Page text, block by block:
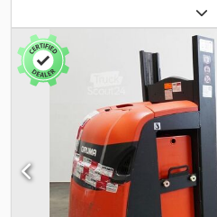
, altura de elevação:
mm, tipo de mastro:simplex,
tensão da bateria:
24 V , largura
comprimento do garfo:1 150 mm ,
total:1 620 mm , comprimento total:
, combustível:eletricidade, -
R S Ejh Rsrf - Conector de veículo
bateria com rolos - Execução dos
de acesso: LFM-RFID - ac: controlo
deteção de colisão - Equipamento
b5=560 mm sem elevação adicional